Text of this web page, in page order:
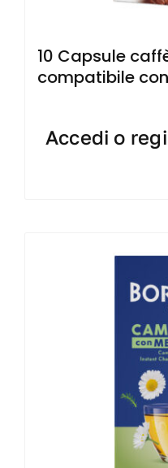
10 Capsule
compatibile
Accedi o